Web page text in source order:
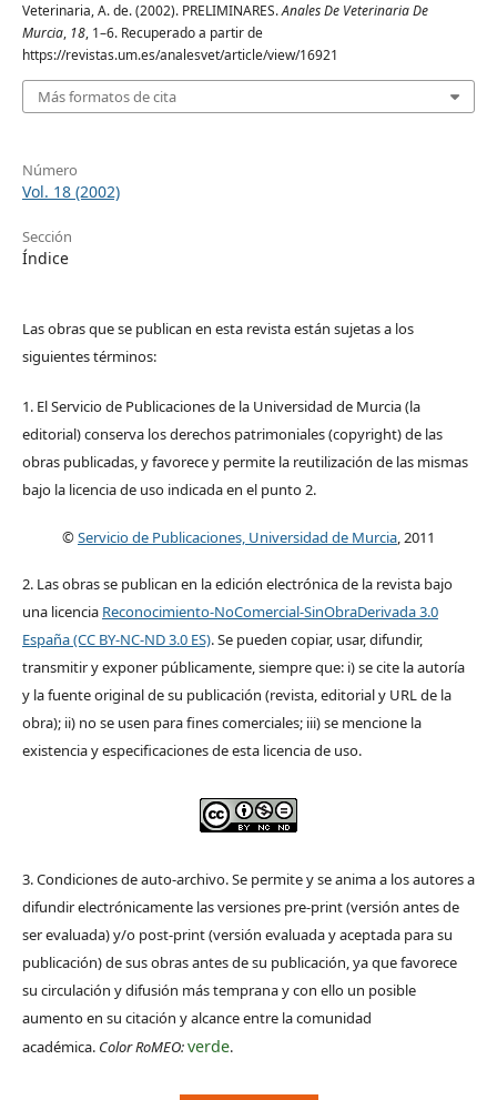
Veterinaria, A. de. (2002). PRELIMINARES.Anales De Veterinaria De
Murcia, 18, 1–6. Recuperado a partir de
https://revistas.um.es/analesvet/article/view/16921
Más formatos de cita
Número
Vol. 18 (2002)
Sección
Índice
Las obras que se publican en esta revista están sujetas a los
siguientes términos:
1. El Servicio de Publicaciones de la Universidad de Murcia (la
editorial) conserva los derechos patrimoniales (copyright) de las
obras publicadas, y favorece y permite la reutilización de las mismas
bajo la licencia de uso indicada en el punto 2.
©Servicio de Publicaciones, Universidad de Murcia, 2011
2. Las obras se publican en la edición electrónica de la revista bajo
una licencia Reconocimiento-NoComercial-SinObraDerivada 3.0
España (CC BY-NC-ND 3.0 ES). Se pueden copiar, usar, difundir,
transmitir y exponer públicamente, siempre que: i) se cite la autoría
y la fuente original de su publicación (revista, editorial y URL de la
obra); ii) no se usen para fines comerciales; iii) se mencione la
existencia y especificaciones de esta licencia de uso.
3. Condiciones de auto-archivo. Se permite y se anima a los autores a
difundir electrónicamente las versiones pre-print (versión antes de
ser evaluada) y/o post-print (versión evaluada y aceptada para su
publicación) de sus obras antes de su publicación, ya que favorece
su circulación y difusión más temprana y con ello un posible
aumento en su citación y alcance entre la comunidad
académica. Color RoMEO:verde.